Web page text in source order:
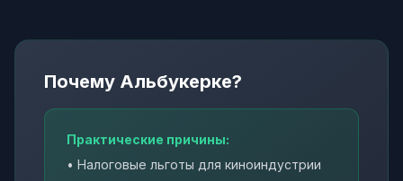
Почему Альбукерке?
Практические причины:
• Налоговые льготы для киноиндустрии